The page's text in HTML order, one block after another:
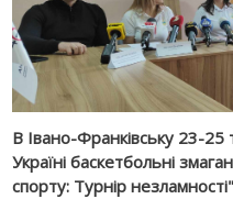
В Івано-Франківську 23-25
Україні баскетбольні
спорту: Турнір